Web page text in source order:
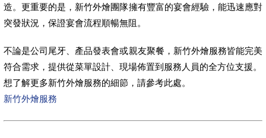
造。更重要的是，新竹外燴團隊擁有豐富的宴會經驗，能迅速應對
突發狀況，保證宴會流程順暢無阻。
不論是公司尾牙、產品發表會或親友聚餐，新竹外燴服務皆能完美
符合需求，提供從菜單設計、現場佈置到服務人員的全方位支援。
想了解更多新竹外燴服務的細節，請參考此處。
新竹外燴服務